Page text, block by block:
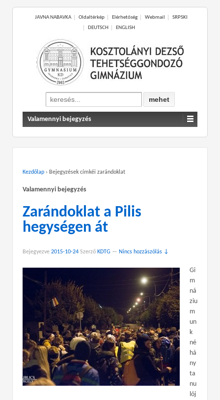
JAVNA NABAVKA Oldaltérkép Elérhetőség Webmail
SRPSKI
DEUTSCH
ENGLISH
Search
for:
Valamennyi bejegyzés
Kezdőlap › Bejegyzések címkéi zarándoklat
Valamennyi bejegyzés
Zarándoklat a Pilis
hegységen át
Bejegyezve 2015-10-24 Szerző KDTG — Nincs hozzászólás ↓
Gi
m
ná
ziu
m
un
k
né
há
ny
ta
nu
lój